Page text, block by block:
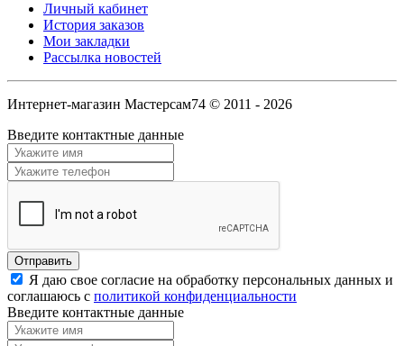
Личный кабинет
История заказов
Мои закладки
Рассылка новостей
Интернет-магазин Мастерсам74 © 2011 - 2026
Введите контактные данные
Я даю свое согласие на обработку персональных данных и
соглашаюсь с политикой конфиденциальности
Введите контактные данные